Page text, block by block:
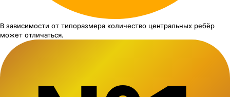
В зависимости от типоразмера количество центральных ребёр
может отличаться.